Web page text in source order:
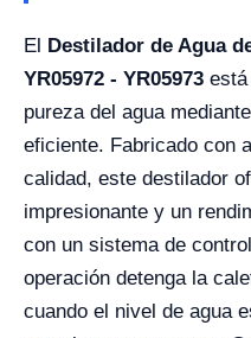
El Destilador de Agua
YR05972 - YR05973
pureza del agua
eficiente. Fabricado con
calidad, este destilador
impresionante y un
con un sistema de
operación detenga la
cuando el nivel de agua